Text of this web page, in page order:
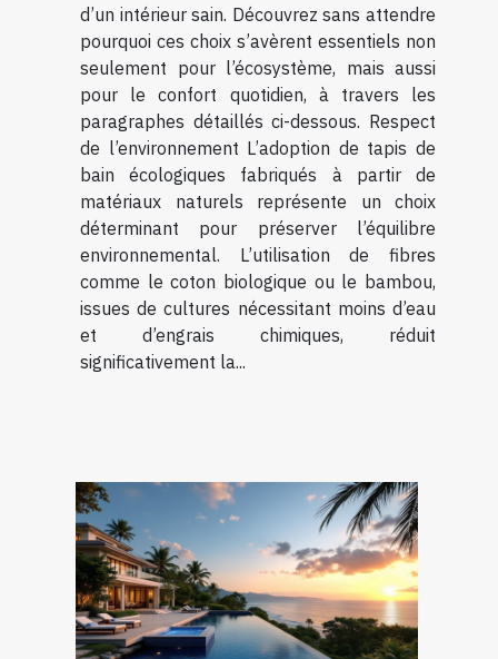
d’un intérieur sain. Découvrez sans attendre
pourquoi ces choix s’avèrent essentiels non
seulement pour l’écosystème, mais aussi
pour le confort quotidien, à travers les
paragraphes détaillés ci-dessous. Respect
de l’environnement L’adoption de tapis de
bain écologiques fabriqués à partir de
matériaux naturels représente un choix
déterminant pour préserver l’équilibre
environnemental. L’utilisation de fibres
comme le coton biologique ou le bambou,
issues de cultures nécessitant moins d’eau
et d’engrais chimiques, réduit
significativement la...